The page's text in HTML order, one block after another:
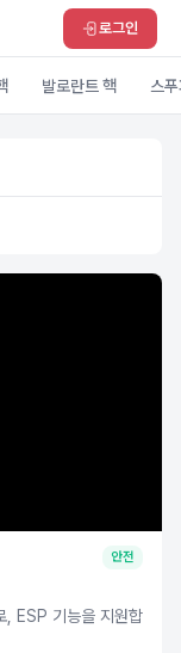
로그인
발로란트 핵 스
안전
, ESP 기능을 지원합